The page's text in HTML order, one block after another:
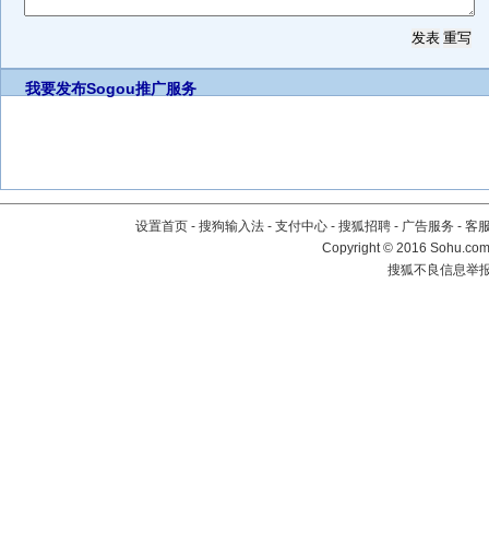
我要发布Sogou推广服务
设置首页 - 搜狗输入法 - 支付中心 - 搜狐招聘 - 广告服务 - 客
Copyright©2016
搜狐不良信息举